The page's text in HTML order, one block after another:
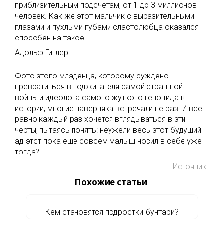
приблизительным подсчетам, от 1 до 3 миллионов
человек. Как же этот мальчик с выразительными
глазами и пухлыми губами сластолюбца оказался
способен на такое.
Адольф Гитлер
Фото этого младенца, которому суждено
превратиться в поджигателя самой страшной
войны и идеолога самого жуткого геноцида в
истории, многие наверняка встречали не раз. И все
равно каждый раз хочется вглядываться в эти
черты, пытаясь понять: неужели весь этот будущий
ад этот пока еще совсем малыш носил в себе уже
тогда?
Источник
Похожие статьи
Кем становятся подростки-бунтари?